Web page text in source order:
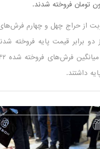
۹ نوبت از حراج چهل و چهارم
دو برابر قیمت پایه فروخته
داشتند.